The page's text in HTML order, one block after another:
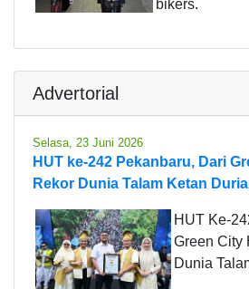
bikers.
Advertorial
Selasa, 23 Juni 2026
HUT ke-242 Pekanbaru, Dari
Rekor Dunia Talam Ketan
HUT Ke-
Green City
Dunia